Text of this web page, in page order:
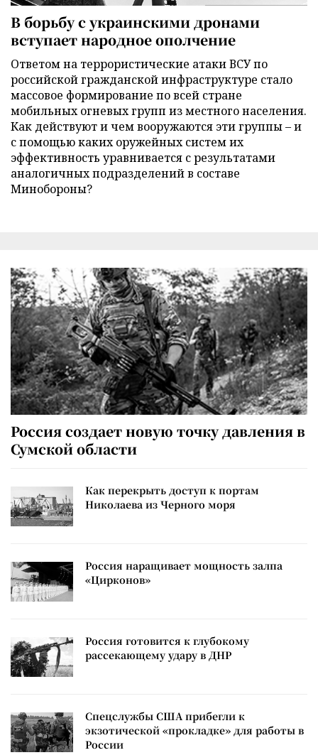
В борьбу с украинскими дронами
вступает народное ополчение
Ответом на террористические атаки ВСУ по
российской гражданской инфраструктуре стало
массовое формирование по всей стране
мобильных огневых групп из местного населения.
Как действуют и чем вооружаются эти группы – и
с помощью каких оружейных систем их
эффективность уравнивается с результатами
аналогичных подразделений в составе
Минобороны?
Россия создает новую точку давления в
Сумской области
Как перекрыть доступ к портам
Николаева из Черного моря
Россия наращивает мощность залпа
«Цирконов»
Россия готовится к глубокому
рассекающему удару в ДНР
Спецслужбы США прибегли к
экзотической «прокладке» для работы в
России